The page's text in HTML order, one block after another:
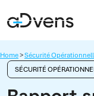
au
Home>Sécurité
SÉCURITÉ